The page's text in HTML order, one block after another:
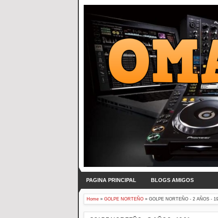
PAGINA PRINCIPAL BLOGS AMIGOS
Home » GOLPE NORTEÑO » GOLPE NORTEÑO - 2 AÑOS -